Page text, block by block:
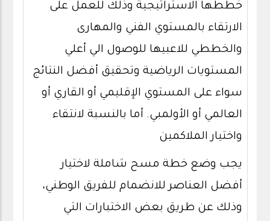
خططها الاستراتيجية وذلك للعمل على
الارتقاء بالمستوي الفني والمهارى
والخططي للاعبيها للوصول الي أعلي
المستويات الرياضية وتحقيق أفضل النتائج
سواء على المستوي الإقليمي أو القاري أو
العالمي أو الأولمبي. أما بالنسبة لانتقاء
واختيار الملاكمين
يجب وضع خطة مسح شاملة لاختيار
أفضل العناصر للانضمام للفريق الوطني،
وذلك عن طريق بعض الاختبارات التي